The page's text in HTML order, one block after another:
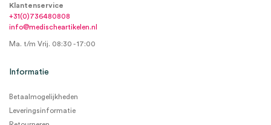
Klantenservice
+31(0)736480808
info@medischeartikelen.nl
Ma. t/m Vrij. 08:30 - 17:00
Informatie
Betaalmogelijkheden
Leveringsinformatie